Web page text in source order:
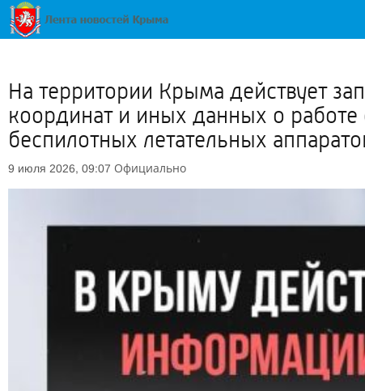
На территории Крыма действует
координат и иных данных о
беспилотных летательных
9 июля 2026, 09:07 Официально